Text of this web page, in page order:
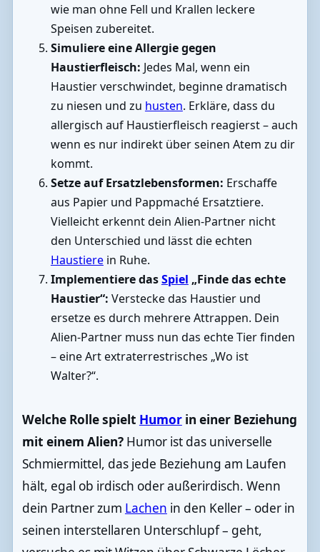
wie man ohne Fell und Krallen leckere
Speisen zubereitet.
Simuliere eine Allergie gegen
Haustierfleisch: Jedes Mal, wenn ein
Haustier verschwindet, beginne dramatisch
zu niesen und zu husten. Erkläre, dass du
allergisch auf Haustierfleisch reagierst – auch
wenn es nur indirekt über seinen Atem zu dir
kommt.
Setze auf Ersatzlebensformen: Erschaffe
aus Papier und Pappmaché Ersatztiere.
Vielleicht erkennt dein Alien-Partner nicht
den Unterschied und lässt die echten
Haustierein Ruhe.
Implementiere dasSpiel „Finde das echte
Haustier“: Verstecke das Haustier und
ersetze es durch mehrere Attrappen. Dein
Alien-Partner muss nun das echte Tier finden
– eine Art extraterrestrisches „Wo ist
Walter?“.
Welche Rolle spielt Humorin einer Beziehung
mit einem Alien? Humor ist das universelle
Schmiermittel, das jede Beziehung am Laufen
hält, egal ob irdisch oder außerirdisch. Wenn
dein Partner zum Lachen in den Keller – oder in
seinen interstellaren Unterschlupf – geht,